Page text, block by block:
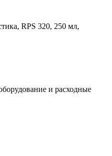
RPS 320, 250 мл,
и расходные